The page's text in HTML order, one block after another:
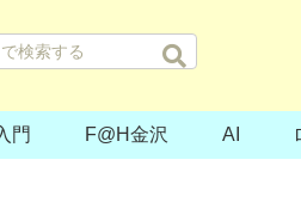
門 F@H金沢 AI